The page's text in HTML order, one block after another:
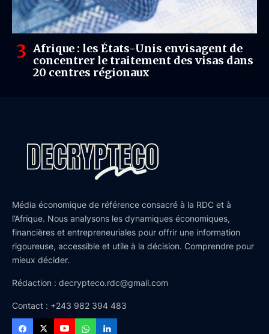
Afrique : les États-Unis envisagent de
concentrer le traitement des visas dans
20 centres régionaux
Média économique de référence consacré à la RDC et à
l’Afrique. Nous analysons les dynamiques économiques,
financières et entrepreneuriales pour offrir une information
rigoureuse, accessible et utile à la décision. Comprendre pour
mieux décider.
Rédaction : decrypteco.rdc@gmail.com
Contact : +243 982 394 483